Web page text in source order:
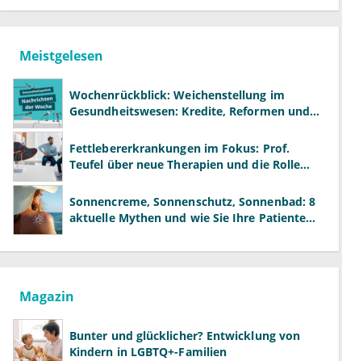
Meistgelesen
Wochenrückblick: Weichenstellung im
Gesundheitswesen: Kredite, Reformen und
Fettlebererkrankungen im Fokus: Prof.
Teufel über neue Therapien und die Rolle
Sonnencreme, Sonnenschutz, Sonnenbad: 8
aktuelle Mythen und wie Sie Ihre Patienten
Magazin
Bunter und glücklicher? Entwicklung von
Kindern in LGBTQ+-Familien